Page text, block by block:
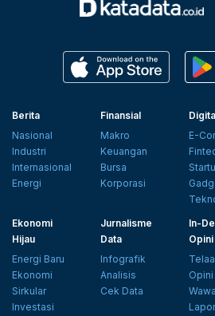
Berita
Nasional
Industri
Internasional
Energi
Finansial
Makro
Keuangan
Bursa
Korporasi
E-
Ekonomi
Hijau
Energi Baru
Ekonomi
Sirkular
Investasi
Jurnalisme
Data
Infografik
Analisis
Cek Data
In-
Opini
Opini